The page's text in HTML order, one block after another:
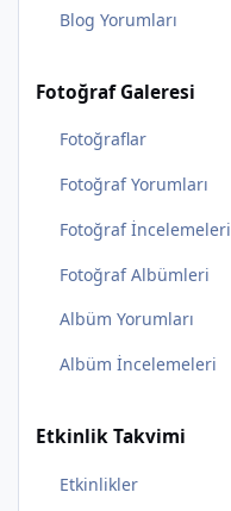
Blog Yorumları
Fotoğraf Galeresi
Fotoğraflar
Fotoğraf Yorumları
Fotoğraf İncelemeleri
Fotoğraf Albümleri
Albüm Yorumları
Albüm İncelemeleri
Etkinlik Takvimi
Etkinlikler